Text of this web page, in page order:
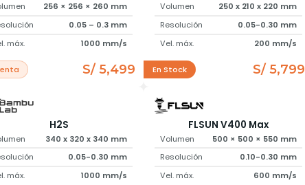
256 × 256 × 260 mm
0.05 – 0.3 mm
máx.
1000 mm/s
S/ 5,499
Volumen
250 x 210 x 220 mm
Resolución
0.05-0.30 mm
Vel. máx.
200 mm/s
En Stock S/ 5,799
H2S
340 x 320 x 340 mm
0.05-0.30 mm
máx.
1000 mm/s
FLSUN V400 Max
Volumen
500 × 500 × 550 mm
Resolución
0.10-0.30 mm
Vel. máx.
600 mm/s